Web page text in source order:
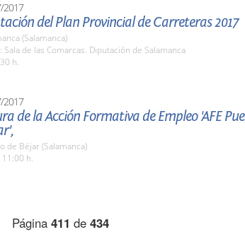
2017
del Plan Provincial de Carreteras 2017
(Salamanca)
Sala de las Comarcas. Diputación de Salamanca
h.
2017
de la Acción Formativa de Empleo 'AFE
de Béjar (Salamanca)
11:00 h.
Página 411 de 434